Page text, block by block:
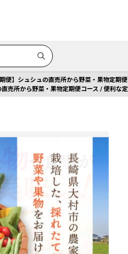
期便】シュシュの直売所から野菜・果物定
直売所から野菜・果物定期便コース / 便利